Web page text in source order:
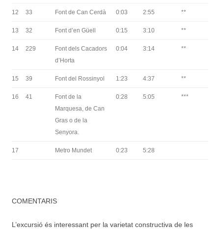
12 33 Font de Can Cerdà 0:03 2:55 **
13 32 Font d’en Güell 0:15 3:10 **
14 229
Font dels Cacadors
d’Horta
0:04 3:14 **
15 39 Font del Rossinyol 1:23 4:37 **
16 41
Font de la
Marquesa, de Can
Gras o de la
Senyora.
0:28 5:05 ***
17 Metro Mundet 0:23 5:28
COMENTARIS
L’excursió és interessant per la varietat constructiva de les